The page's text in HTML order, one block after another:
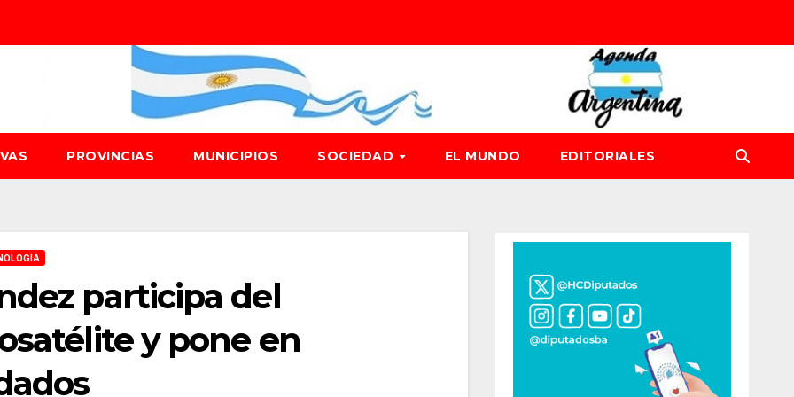
PROVINCIAS MUNICIPIOS SOCIEDAD EL MUNDO EDITORIALES
participa del
y pone en